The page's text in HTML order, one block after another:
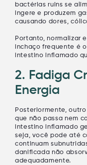
bactérias ruins se
ingere e produzem
causando dores,
Portanto, normalizar
inchaço frequente é
intestino inflamado
2. Fadiga
Energia
Posteriormente,
que não passa nem
intestino inflamado
seja, você pode até
continuam
danificada não
adequadamente.